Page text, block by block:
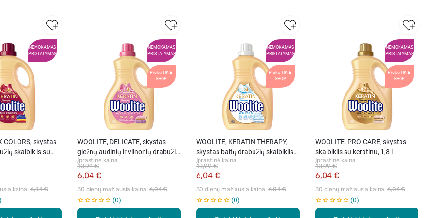
NEMOKAMAS
PRISTATYMAS
COLORS, skystas
skalbiklis su
kaina: 6,04 €
NEMOKAMAS
PRISTATYMAS
Prekė TIK E-
SHOP
WOOLITE, DELICATE, skystas
gležnų audinių ir vilnonių drabužių
skalbiklis su keratinu, 1,8 l
Įprastinė kaina
6,04 €
10,99 €
30 dienų mažiausia kaina: 6,04 €
0
NEMOKAMAS
PRISTATYMAS
Prekė TIK E-
SHOP
WOOLITE, KERATIN THERAPY,
skystas baltų drabužių skalbiklis
su keratinu, 1,8 l (30 skalbimų)
Įprastinė kaina
6,04 €
10,99 €
30 dienų mažiausia kaina: 6,04 €
0
NEMOKAMAS
PRISTATYMAS
Prekė TIK E-
SHOP
WOOLITE, PRO-CARE, skystas
skalbiklis su keratinu, 1,8 l
Įprastinė kaina
6,04 €
10,99 €
30 dienų mažiausia kaina: 6,04 €
0